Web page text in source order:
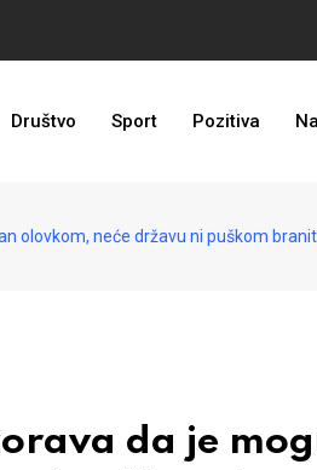
Društvo Sport Pozitiva
olovkom, neće državu ni puškom
da je